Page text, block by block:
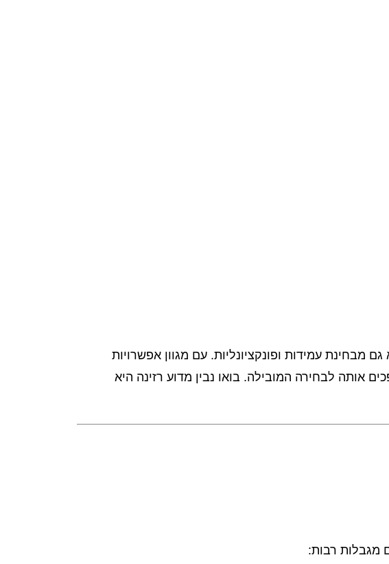
מבחינת עמידות ופונקציונליות. עם מגוון אפשרויות
אותה לבחירה המובילה. בואו נבין מדוע רזינה היא
מגבלות רבות: